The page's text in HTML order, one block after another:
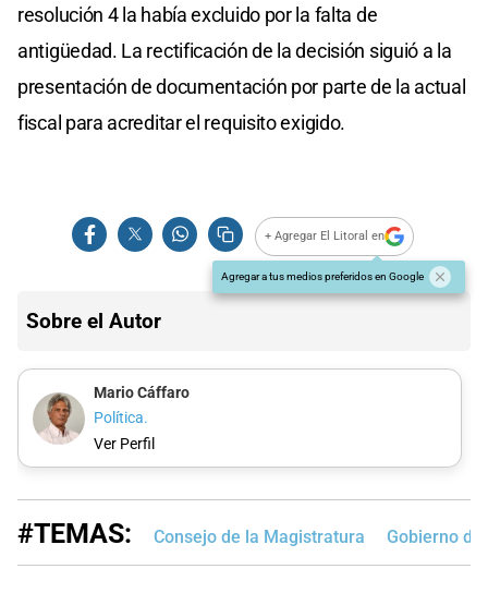
resolución 4 la había excluido por la falta de
antigüedad. La rectificación de la decisión siguió a la
presentación de documentación por parte de la actual
fiscal para acreditar el requisito exigido.
+ Agregar El Litoral en
Agregar a tus medios preferidos en Google
Sobre el Autor
Mario Cáffaro
Política.
Ver Perfil
#TEMAS: Consejo de la Magistratura Gobierno